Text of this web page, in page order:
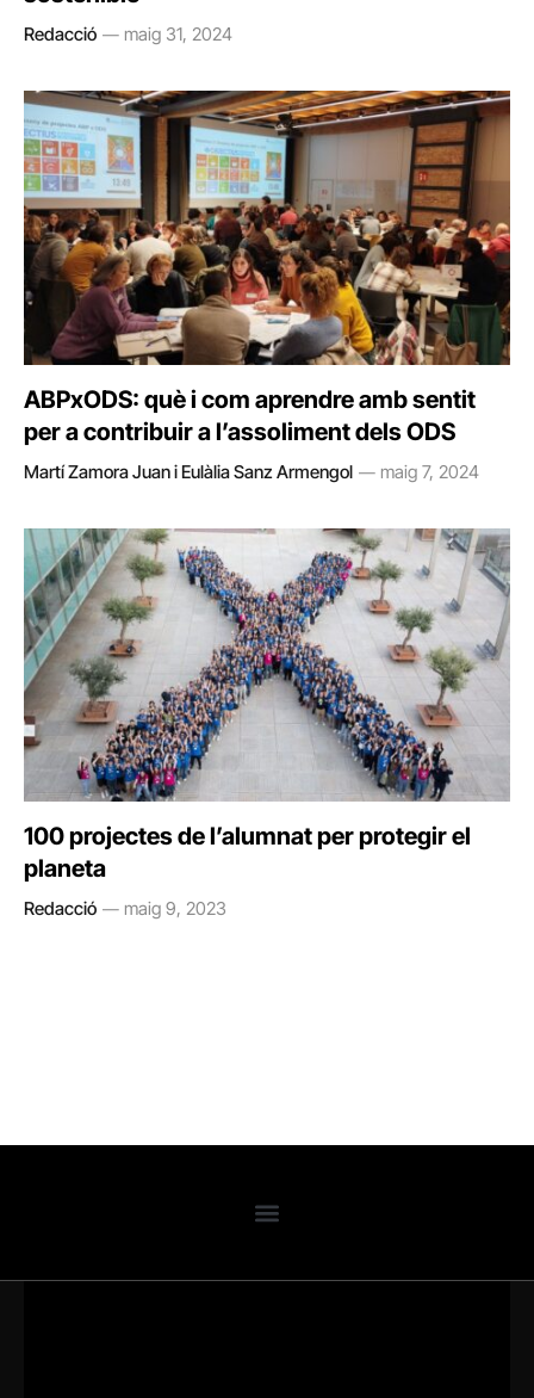
Redacció maig 31, 2024
ABPxODS: què i com aprendre amb sentit
per a contribuir a l’assoliment dels ODS
Martí Zamora Juan i Eulàlia Sanz Armengol maig 7, 2024
100 projectes de l’alumnat per protegir el
planeta
Redacció maig 9, 2023